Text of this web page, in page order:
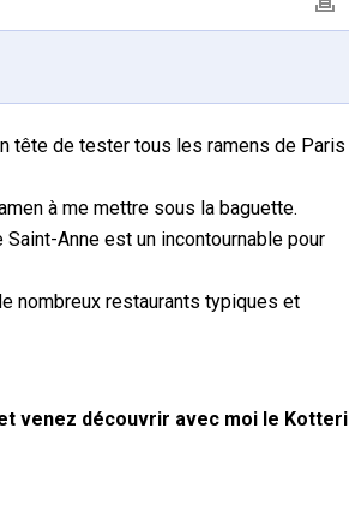
tête de tester tous les ramens de Paris
à me mettre sous la baguette.
Anne est un incontournable pour
nombreux restaurants typiques et
venez découvrir avec moi le Kotteri